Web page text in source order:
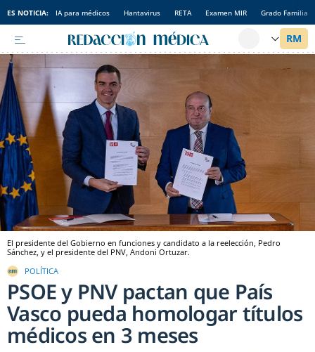
ES NOTICIA: IA para médicos Hantavirus RETA Examen MIR Grado Familia
El presidente del Gobierno en funciones y candidato a la reelección, Pedro
Sánchez, y el presidente del PNV, Andoni Ortuzar.
POLÍTICA
PSOE y PNV pactan que País
Vasco pueda homologar títulos
médicos en 3 meses